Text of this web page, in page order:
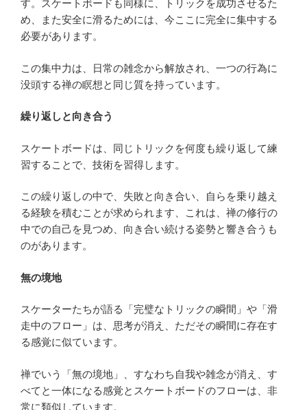
す。スケートボードも同様に、トリックを成功させるた
め、また安全に滑るためには、今ここに完全に集中する
必要があります。
この集中力は、日常の雑念から解放され、一つの行為に
没頭する禅の瞑想と同じ質を持っています。
繰り返しと向き合う
スケートボードは、同じトリックを何度も繰り返して練
習することで、技術を習得します。
この繰り返しの中で、失敗と向き合い、自らを乗り越え
る経験を積むことが求められます、これは、禅の修行の
中での自己を見つめ、向き合い続ける姿勢と響き合うも
のがあります。
無の境地
スケーターたちが語る「完璧なトリックの瞬間」や「滑
走中のフロー」は、思考が消え、ただその瞬間に存在す
る感覚に似ています。
禅でいう「無の境地」、すなわち自我や雑念が消え、す
べてと一体になる感覚とスケートボードのフローは、非
常に類似しています。